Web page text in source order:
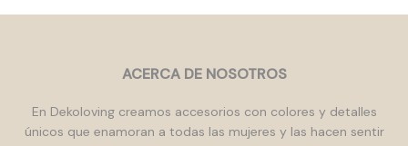
ACERCA DE NOSOTROS
En Dekoloving creamos accesorios con colores y detalles
únicos que enamoran a todas las mujeres y las hacen sentir